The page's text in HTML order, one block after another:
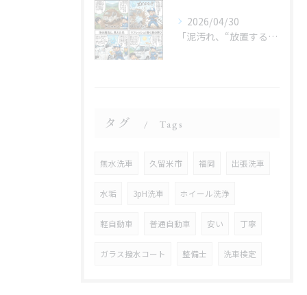
2026/04/30
「泥汚れ、“放置すると最強クラス”です😇」
タグ Tags
無水洗車 久留米市 福岡 出張洗車
水垢 3pH洗車 ホイール洗浄
軽自動車 普通自動車 安い 丁寧
ガラス撥水コート 整備士 洗車検定